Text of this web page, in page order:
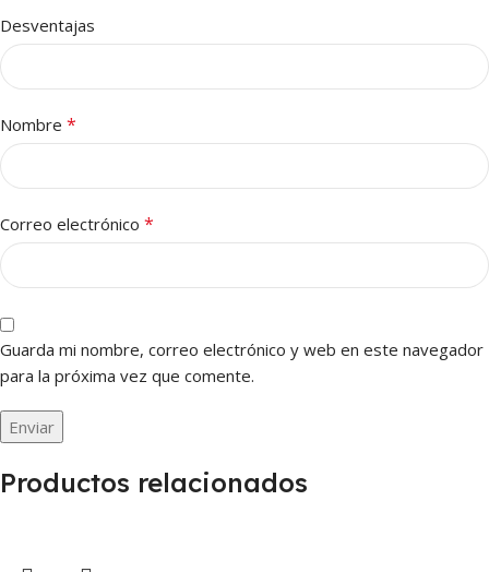
Desventajas
Nombre *
Correo electrónico *
Guarda mi nombre, correo electrónico y web en este navegador
para la próxima vez que comente.
Productos relacionados